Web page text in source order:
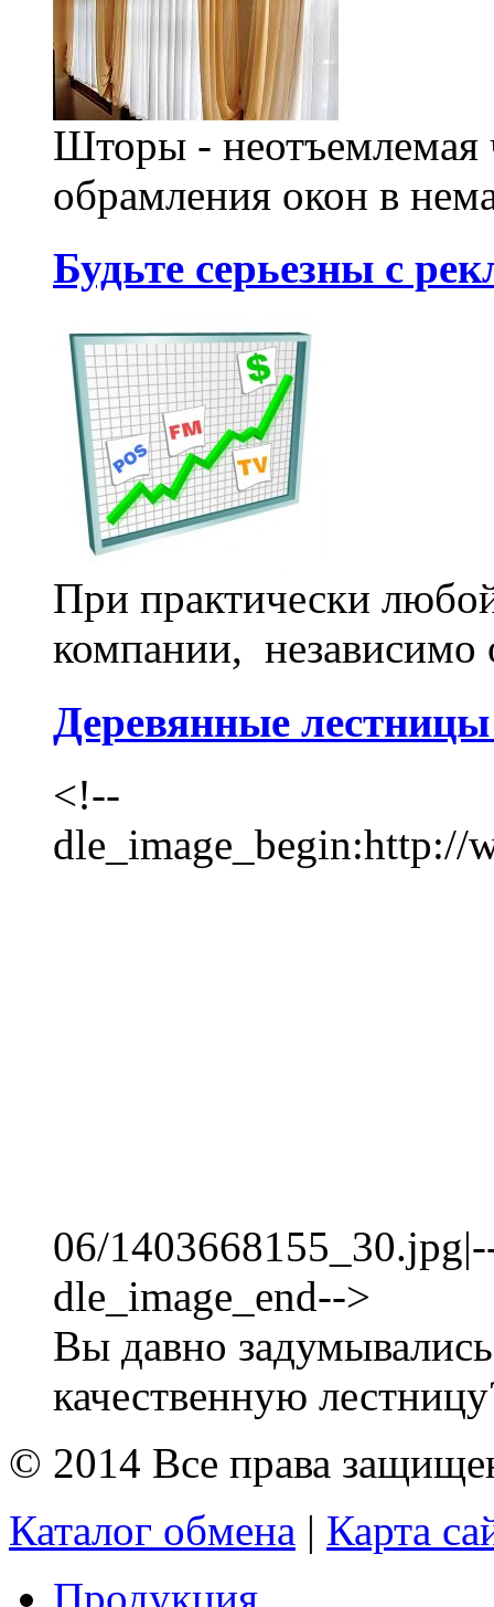
Шторы - неотъемлемая
обрамления окон в
Будьте серьезны с
При практически
компании, независимо
Деревянные
<!--
dle_image_begin:http://
06/
dle_image_end-->
Вы давно
качественную
© 2014 Все права
Каталог обмена | Карта